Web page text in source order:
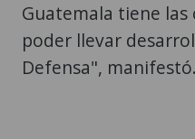
Guatemala tiene las
poder llevar
Defensa", manifestó.